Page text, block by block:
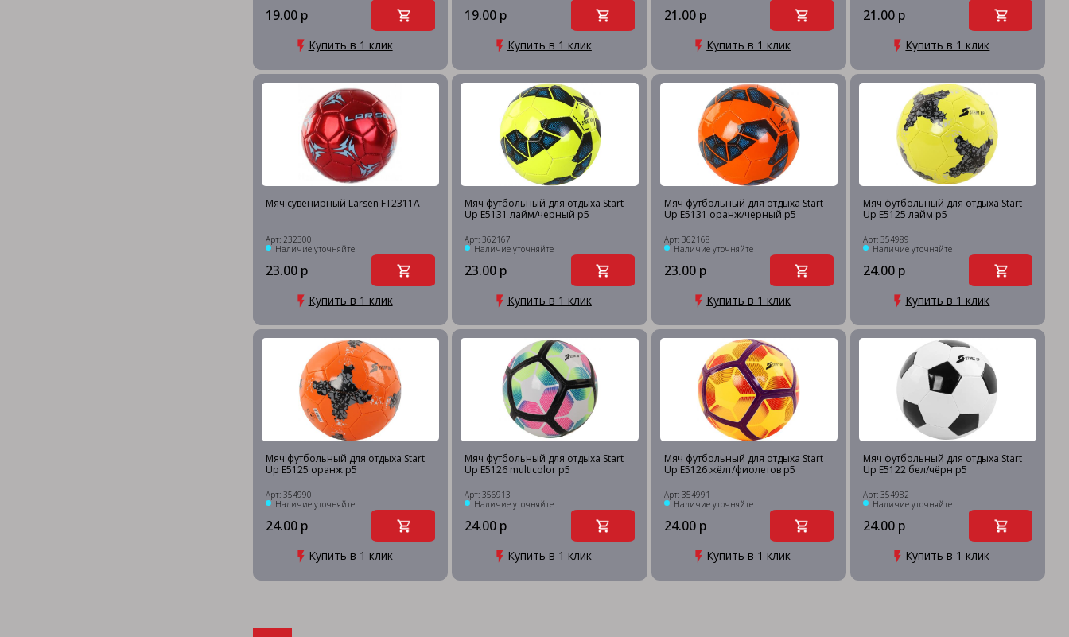
19.00 р
Купить в 1 клик
19.00 р
Купить в 1 клик
21.00 р
Купить в 1 клик
21.00 р
Купить в 1 клик
Мяч сувенирный Larsen FT2311A
Арт: 232300
Наличие уточняйте
23.00 р
Купить в 1 клик
Мяч футбольный для отдыха Start
Up E5131 лайм/черный р5
Арт: 362167
Наличие уточняйте
23.00 р
Купить в 1 клик
Мяч футбольный для отдыха Start
Up E5131 оранж/черный р5
Арт: 362168
Наличие уточняйте
23.00 р
Купить в 1 клик
Мяч футбольный для отдыха Start
Up E5125 лайм р5
Арт: 354989
Наличие уточняйте
24.00 р
Купить в 1 клик
Мяч футбольный для отдыха Start
Up E5125 оранж р5
Арт: 354990
Наличие уточняйте
24.00 р
Купить в 1 клик
Мяч футбольный для отдыха Start
Up E5126 multicolor р5
Арт: 356913
Наличие уточняйте
24.00 р
Купить в 1 клик
Мяч футбольный для отдыха Start
Up E5126 жёлт/фиолетов р5
Арт: 354991
Наличие уточняйте
24.00 р
Купить в 1 клик
Мяч футбольный для отдыха Start
Up E5122 бел/чёрн р5
Арт: 354982
Наличие уточняйте
24.00 р
Купить в 1 клик